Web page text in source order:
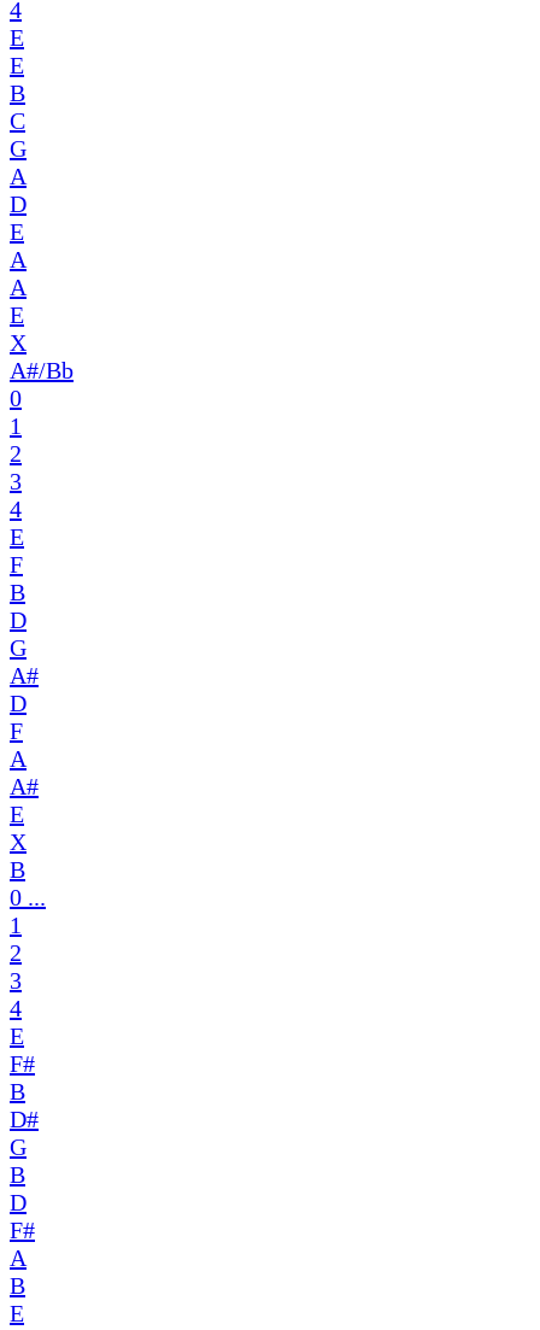
4
E
E
B
C
G
A
D
E
A
A
E
X
A#/Bb
0
1
2
3
4
E
F
B
D
G
A#
D
F
A
A#
E
X
B
0 ...
1
2
3
4
E
F#
B
D#
G
B
D
F#
A
B
E